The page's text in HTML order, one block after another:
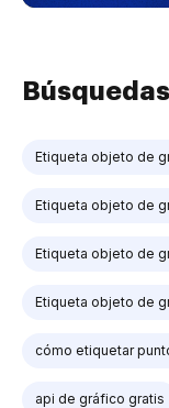
Etiqueta objeto de
Etiqueta objeto de
Etiqueta objeto de
Etiqueta objeto de
cómo etiquetar
api de gráfico gratis